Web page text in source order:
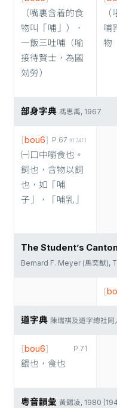
（嘴裏含着的食
物叫「哺」），
一飯三吐哺（喻
接待賢士，為國
効勞）
哺
物
部身字典 馮思禹, 1967
P.67 #12411
[bou6]
㈠口中嚼食也。
飼也，含物以飼
也，如「哺
子」，「哺乳」
The Student’s
Bernard F. Meyer (馬奕猷),
[
道字典 陳瑞祺及道字總社同
P.71
[bou6]
餵也，食也
粵音韻彙 黃錫凌, 1980